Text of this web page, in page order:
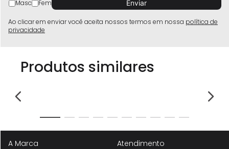
Masc Fem
Ao clicar em enviar você aceita nossos termos em nossa política de
privacidade
Produtos similares
A Marca
Atendimento